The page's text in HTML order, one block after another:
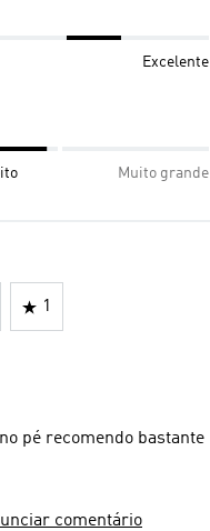
Excelente
Muito grande
1
pé recomendo bastante
comentário